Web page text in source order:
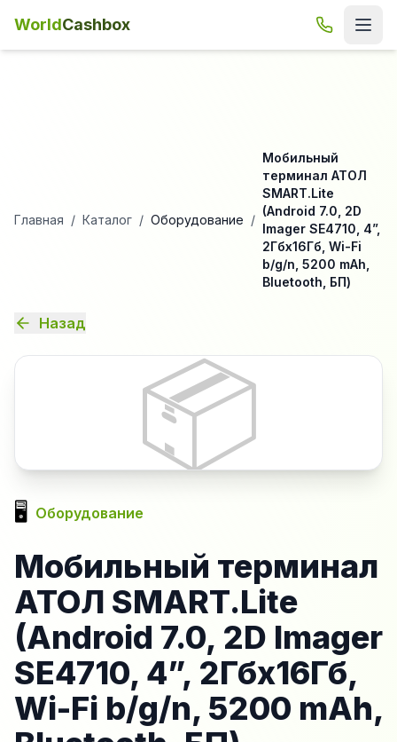
WorldCashbox
Главная / Каталог / Оборудование /
Мобильный
терминал АТОЛ
SMART.Lite
(Android 7.0, 2D
Imager SE4710, 4”,
2Гбх16Гб, Wi-Fi
b/g/n, 5200 mAh,
Bluetooth, БП)
Назад
📦
🖥️ Оборудование
Мобильный терминал
АТОЛ SMART.Lite
(Android 7.0, 2D Imager
SE4710, 4”, 2Гбх16Гб,
Wi-Fi b/g/n, 5200 mAh,